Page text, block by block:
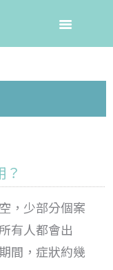
？
，少部分個案
有人都會出
間，症狀約幾